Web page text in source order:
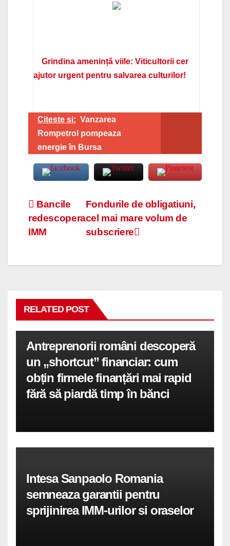
Grindina amenință viile: Viticultorii cer
ajutor urgent pentru salvarea culturilor!
Citeste si: Vanzarea
Rompetrol pompeaza
energie în Bursa
Navigare
în
Fondurile de obligatiuni,
cel mai mare volum de
subscriere
Bancile
redescopera
IMM
RELATED POST
Antreprenorii români descoperă
un „shortcut” financiar: cum
obțin firmele finanțări mai rapid
fără să piardă timp în bănci
Intesa Sanpaolo Romania
semneaza garantii pentru
sprijinirea IMM-urilor si oraselor